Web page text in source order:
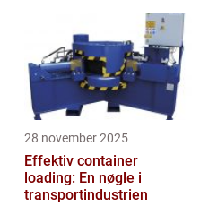
28 november 2025
Effektiv container
loading: En nøgle i
transportindustrien